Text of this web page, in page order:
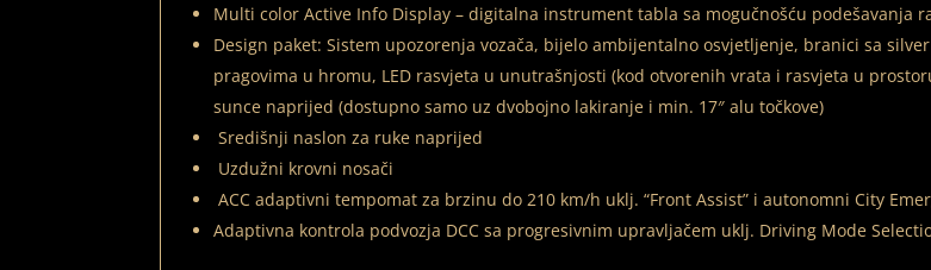
Multi color Active Info Display – digitalna instrument tabla sa mogučnošću podešavanja
Design paket: Sistem upozorenja vozača, bijelo ambijentalno osvjetljenje, branici sa
pragovima u hromu, LED rasvjeta u unutrašnjosti (kod otvorenih vrata i rasvjeta u
sunce naprijed (dostupno samo uz dvobojno lakiranje i min. 17″ alu točkove)
Središnji naslon za ruke naprijed
Uzdužni krovni nosači
ACC adaptivni tempomat za brzinu do 210 km/h uklj. “Front Assist” i autonomni City
Adaptivna kontrola podvozja DCC sa progresivnim upravljačem uklj. Driving Mode